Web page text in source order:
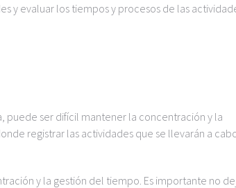
y evaluar los tiempos y procesos de las
puede ser difícil mantener la concentración y la
registrar las actividades que se llevarán a
y la gestión del tiempo. Es importante no